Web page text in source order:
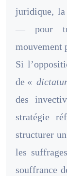
juridique, la
— pour
mouvement
Si
de «
des
stratégie
structurer
les
souffrance